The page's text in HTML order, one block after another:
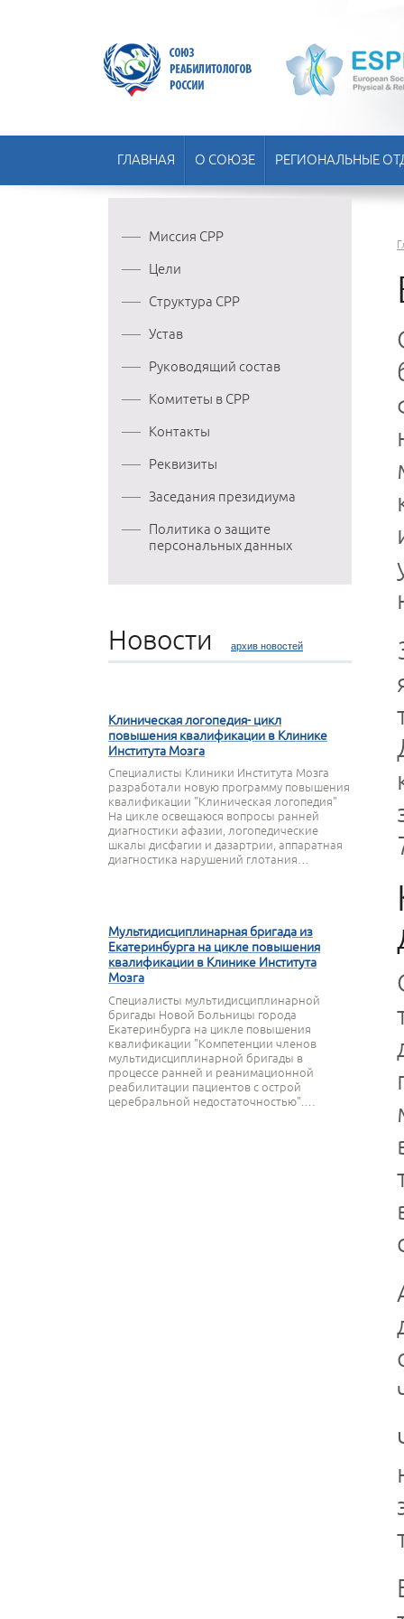
ГЛАВНАЯ О СОЮЗЕ РЕГИОНАЛЬНЫЕ
Миссия СРР
Цели
Структура СРР
Устав
Руководящий состав
Комитеты в СРР
Контакты
Реквизиты
Заседания президиума
Политика о защите
персональных данных
Новости архив новостей
Клиническая логопедия- цикл
повышения квалификации в Клинике
Института Мозга
Специалисты Клиники Института Мозга
разработали новую программу повышения
квалификации "Клиническая логопедия"
На цикле освещаюся вопросы ранней
диагностики афазии, логопедические
шкалы дисфагии и дазартрии, аппаратная
диагностика нарушений глотания…
Мультидисциплинарная бригада из
Екатеринбурга на цикле повышения
квалификации в Клинике Института
Мозга
Специалисты мультидисциплинарной
бригады Новой Больницы города
Екатеринбурга на цикле повышения
квалификации "Компетенции членов
мультидисциплинарной бригады в
процессе ранней и реанимационной
реабилитации пациентов с острой
церебральной недостаточностью".…